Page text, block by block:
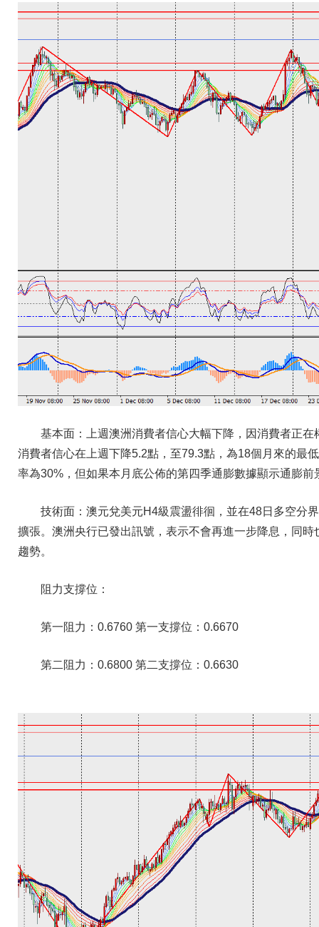
基本面：上週澳洲消費者信心大幅下降，因消費者正
消費者信心在上週下降5.2點，至79.3點，為18個月來的最
率為30%，但如果本月底公佈的第四季通膨數據顯示通膨
技術面：澳元兌美元H4級震盪徘徊，並在48日多空分
擴張。澳洲央行已發出訊號，表示不會再進一步降息，同
趨勢。
阻力支撐位：
第一阻力：0.6760 第一支撐位：0.6670
第二阻力：0.6800 第二支撐位：0.6630